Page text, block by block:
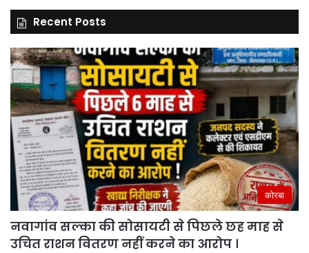
Recent Posts
कोरबा
नवागांव सल्का की सोसायटी से पिछले छह माह से
उचित राशन वितरण नहीं करने का आरोप ।